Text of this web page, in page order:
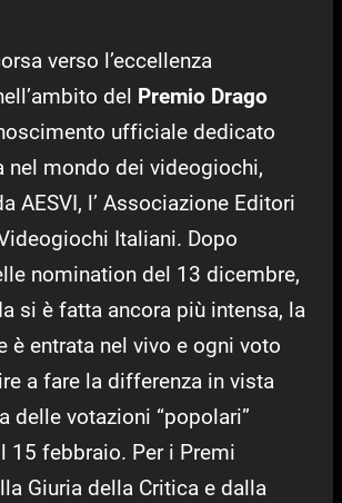
verso l’eccellenza
del Premio Drago
ufficiale dedicato
nel mondo dei videogiochi,
AESVI, l’ Associazione Editori
Italiani. Dopo
nomination del 13 dicembre,
si è fatta ancora più intensa, la
è entrata nel vivo e ogni voto
a fare la differenza in vista
delle votazioni “popolari”
15 febbraio. Per i Premi
Giuria della Critica e dalla